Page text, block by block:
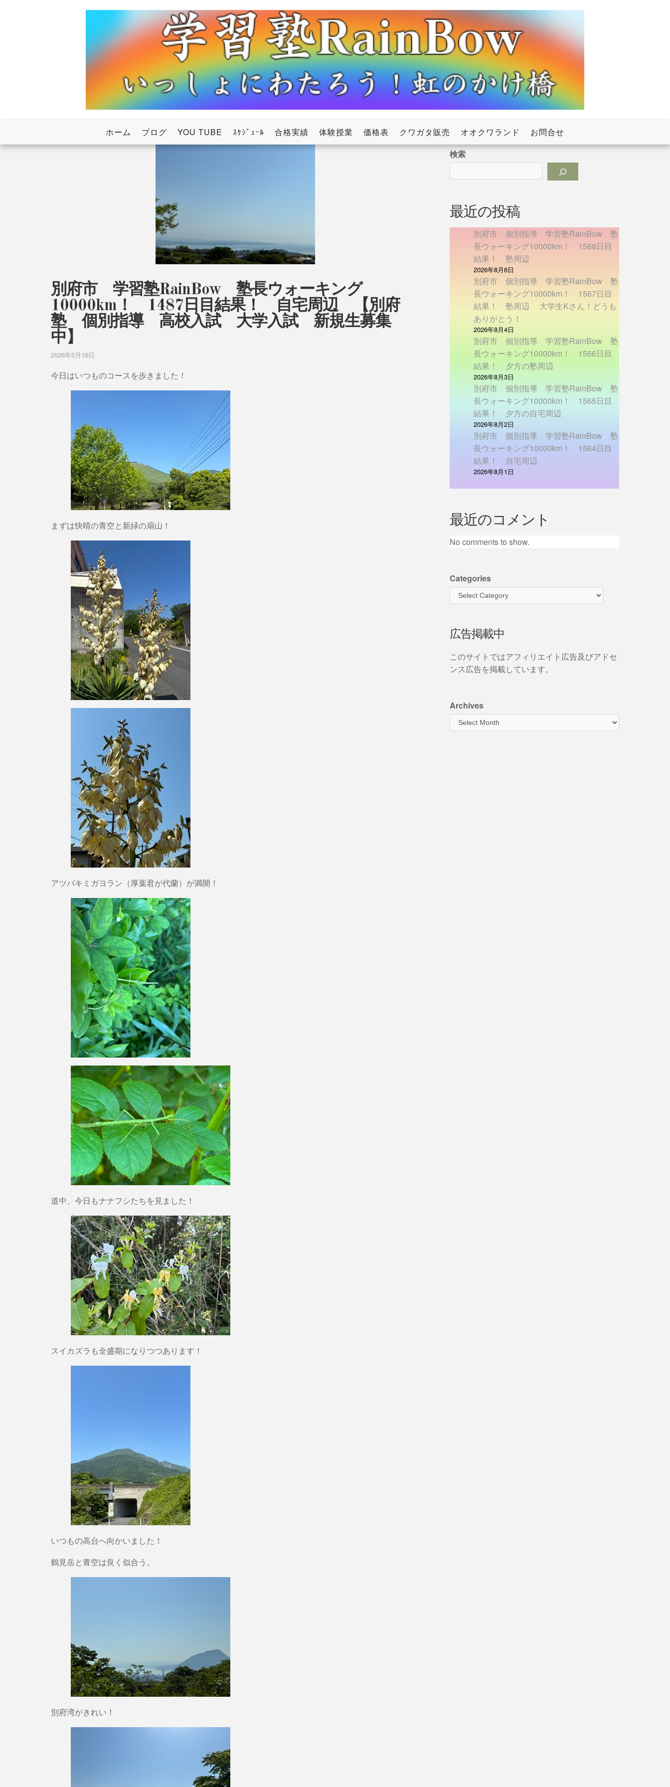
学習塾RainBow
ホーム ブログ YOU TUBE ｽｹｼﾞｭｰﾙ 合格実績 体験授業 価格表 クワガタ販売 オオクワランド お問合せ
別府市 学習塾RainBow 塾長ウォーキング
10000km！ 1487日目結果！ 自宅周辺 【別府
塾 個別指導 高校入試 大学入試 新規生募集
中】
2026年5月16日
今日はいつものコースを歩きました！
まずは快晴の青空と新緑の扇山！
アツバキミガヨラン（厚葉君が代蘭）が満開！
道中、今日もナナフシたちを見ました！
スイカズラも全盛期になりつつあります！
いつもの高台へ向かいました！
鶴見岳と青空は良く似合う。
別府湾がきれい！
検索
最近の投稿
別府市 個別指導 学習塾RainBow 塾
長ウォーキング10000km！ 1568日目
結果！ 塾周辺
2026年8月6日
別府市 個別指導 学習塾RainBow 塾
長ウォーキング10000km！ 1567日目
結果！ 塾周辺 大学生Kさん！どうも
ありがとう！
2026年8月4日
別府市 個別指導 学習塾RainBow 塾
長ウォーキング10000km！ 1566日目
結果！ 夕方の塾周辺
2026年8月3日
別府市 個別指導 学習塾RainBow 塾
長ウォーキング10000km！ 1565日目
結果！ 夕方の自宅周辺
2026年8月2日
別府市 個別指導 学習塾RainBow 塾
長ウォーキング10000km！ 1564日目
結果！ 自宅周辺
2026年8月1日
最近のコメント
No comments to show.
Categories
広告掲載中
このサイトではアフィリエイト広告及びアドセ
ンス広告を掲載しています。
Archives